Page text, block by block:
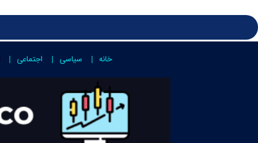
خانه سیاسی اجتماعی